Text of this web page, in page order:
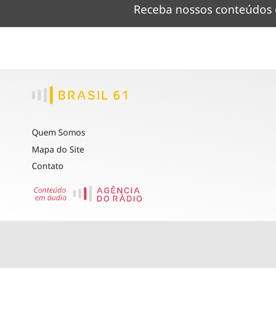
Receba nossos conteúdos
Quem Somos
Mapa do Site
Contato